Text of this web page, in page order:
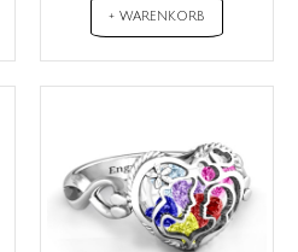
+ WARENKORB